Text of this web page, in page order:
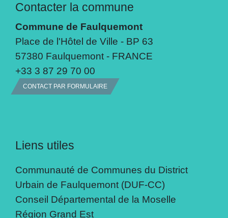
Contacter la commune
Commune de Faulquemont
Place de l'Hôtel de Ville - BP 63
57380 Faulquemont - FRANCE
+33 3 87 29 70 00
CONTACT PAR FORMULAIRE
Liens utiles
Communauté de Communes du District
Urbain de Faulquemont (DUF-CC)
Conseil Départemental de la Moselle
Région Grand Est